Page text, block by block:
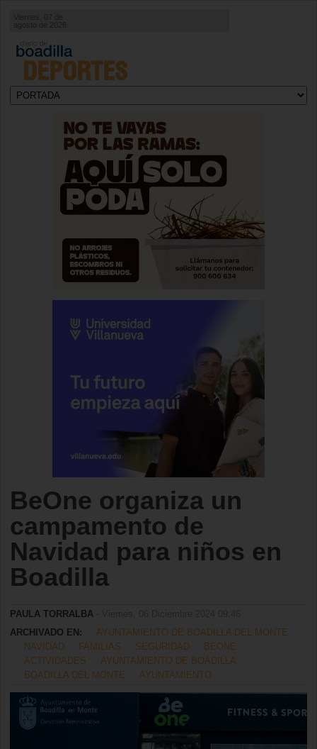
DEPORTES
agosto de 2026
BeOne organiza un
campamento de
Navidad para niños en
Boadilla
PAULA TORRALBA
ARCHIVADO EN:
AYUNTAMIENTO DE BOADILLA DEL MONTE
NAVIDAD
FAMILIAS SEGURIDAD
BEONE
ACTIVIDADES
AYUNTAMIENTO DE BOADILLA
BOADILLA DEL MONTE
AYUNTAMIENTO